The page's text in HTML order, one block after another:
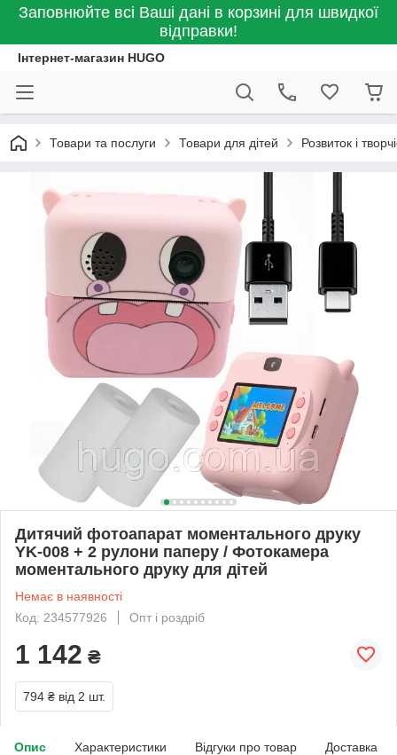
Заповнюйте всі Ваші дані в корзині для швидкої
відправки!
Інтернет-магазин HUGO
Товари та послуги Товари для дітей Розвиток і
Дитячий фотоапарат моментального друку
YK-008 + 2 рулони паперу / Фотокамера
моментального друку для дітей
Немає в наявності
Код: 234577926
Опт і роздріб
1 142 ₴
794 ₴ від 2 шт.
Опис Характеристики Відгуки про товар Доставка